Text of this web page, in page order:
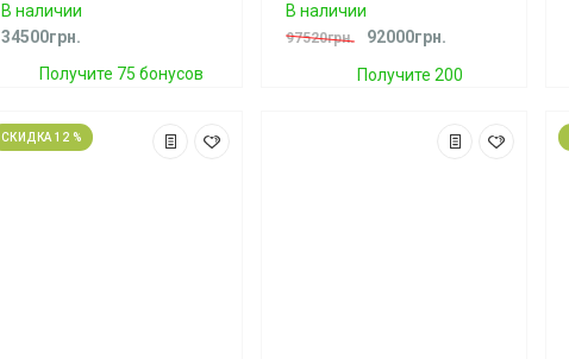
В наличии
34500грн.
Получите 75 бонусов
В наличии
97520грн. 92000грн.
Получите 200
СКИДКА 12 %